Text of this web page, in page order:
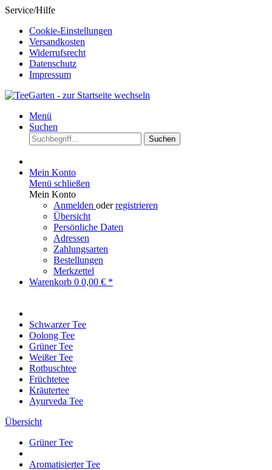
Service/Hilfe
Cookie-Einstellungen
Versandkosten
Widerrufsrecht
Datenschutz
Impressum
Menü
Suchen
Suchen
Mein Konto
Menü schließen
Mein Konto
Anmelden oderregistrieren
Übersicht
Persönliche Daten
Adressen
Zahlungsarten
Bestellungen
Merkzettel
Warenkorb 0 0,00 € *
Schwarzer Tee
Oolong Tee
Grüner Tee
Weißer Tee
Rotbuschtee
Früchtetee
Kräutertee
Ayurveda Tee
Übersicht
Grüner Tee
Aromatisierter Tee